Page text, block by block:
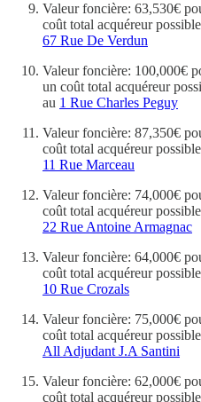
Valeur foncière: 63,530€
coût total acquéreur
67 Rue De Verdun
Valeur foncière: 100,000€
un coût total acquéreur
au 1 Rue Charles Peguy
Valeur foncière: 87,350€
coût total acquéreur
11 Rue Marceau
Valeur foncière: 74,000€
coût total acquéreur
22 Rue Antoine Armagnac
Valeur foncière: 64,000€
coût total acquéreur
10 Rue Crozals
Valeur foncière: 75,000€
coût total acquéreur
All Adjudant J.A Santini
Valeur foncière: 62,000€
coût total acquéreur